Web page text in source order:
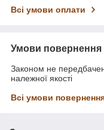
Всі умови оплати
Умови повернення
Законом не
належної якості
Всі умови